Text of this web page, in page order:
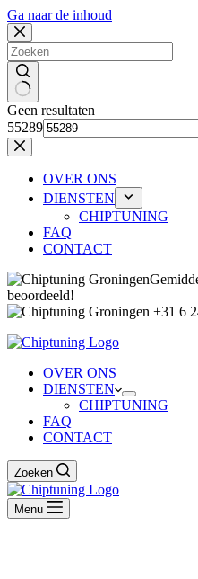
Ga naar de inhoud
Geen resultaten
55289
OVER ONS
DIENSTEN
CHIPTUNING
FAQ
CONTACT
+31 6
OVER ONS
DIENSTEN
CHIPTUNING
FAQ
CONTACT
Zoeken
Menu